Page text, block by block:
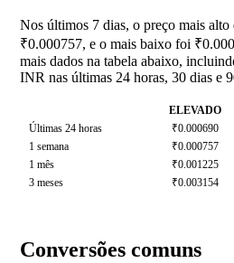
Nos últimos 7 dias, o preço mais
₹0.000757, e o mais baixo foi
mais dados na tabela abaixo,
INR nas últimas 24 horas, 30 dias e
ELEVADO
Últimas 24 horas
₹0.000690
1 semana
₹0.000757
1 mês
₹0.001225
3 meses
₹0.003154
Conversões comuns